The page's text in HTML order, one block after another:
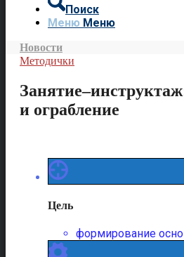
Поиск
Меню Меню
Новости
Методички
и ограбление
Цель
формирование